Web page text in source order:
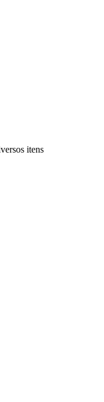
itens